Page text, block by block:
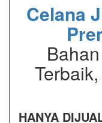
Celana
HANYA